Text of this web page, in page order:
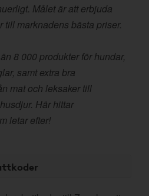
Målet är att erbjuda
till marknadens bästa priser.
8 000 produkter för hundar,
samt extra bra
mat och leksaker till
Här hittar
letar efter!